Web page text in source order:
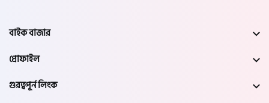
বাইক বাজার
প্রোফাইল
গুরত্বপূর্ন লিংক